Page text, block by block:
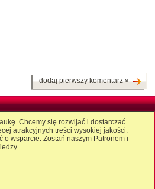
dodaj pierwszy komentarz »
Chcemy się rozwijać i dostarczać
atrakcyjnych treści wysokiej jakości.
o wsparcie. Zostań naszym Patronem i